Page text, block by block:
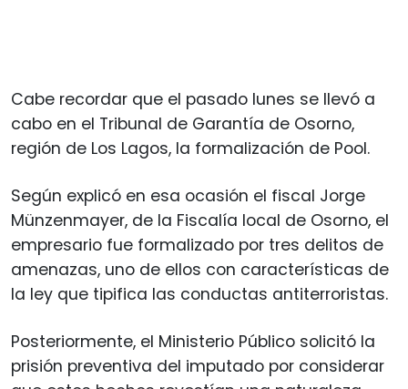
Cabe recordar que el pasado lunes se llevó a
cabo en el Tribunal de Garantía de Osorno,
región de Los Lagos, la formalización de Pool.
Según explicó en esa ocasión el fiscal Jorge
Münzenmayer, de la Fiscalía local de Osorno, el
empresario fue formalizado por tres delitos de
amenazas, uno de ellos con características de
la ley que tipifica las conductas antiterroristas.
Posteriormente, el Ministerio Público solicitó la
prisión preventiva del imputado por considerar